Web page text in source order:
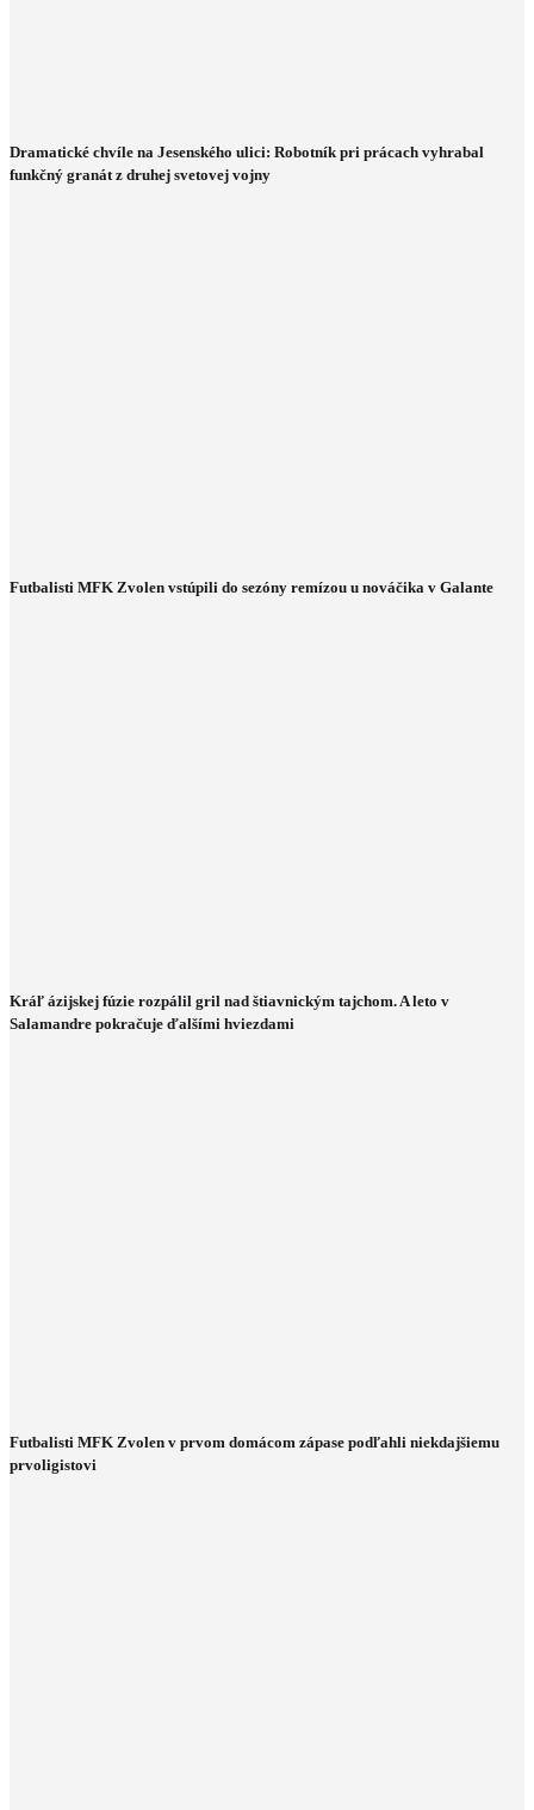
Dramatické chvíle na Jesenského ulici: Robotník pri prácach vyhrabal
funkčný granát z druhej svetovej vojny
Futbalisti MFK Zvolen vstúpili do sezóny remízou u nováčika v Galante
Kráľ ázijskej fúzie rozpálil gril nad štiavnickým tajchom. A leto v
Salamandre pokračuje ďalšími hviezdami
Futbalisti MFK Zvolen v prvom domácom zápase podľahli niekdajšiemu
prvoligistovi